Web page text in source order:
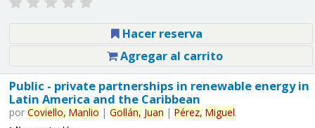
Hacer reserva
Agregar al carrito
Public - private partnerships in renewable energy in
Latin America and the Caribbean
por Coviello, Manlio | Gollán, Juan | Pérez, Miguel.